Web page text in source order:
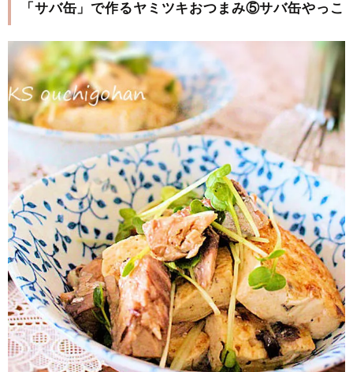
「サバ缶」で作るヤミツキおつまみ⑤サバ缶やっこ